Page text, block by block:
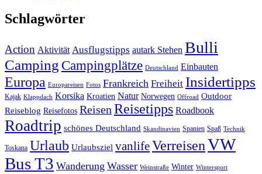
Schlagwörter
Action Aktivität Ausflugstipps autark Stehen Bulli
Camping Campingplätze Deutschland Einbauten
Europa Europareisen Fotos Frankreich Freiheit Insidertipps
Kajak Klappdach Korsika Kroatien Natur Norwegen Offroad Outdoor
Reiseblog Reisefotos ReisenReisetipps Roadbook
Roadtrip schönes Deutschland Skandinavien Spanien Spaß Technik
Toskana Urlaub Urlaubsziel vanlifeVerreisenVW
Bus T3 Wanderung Wasser Weinstraße Winter Wintersport